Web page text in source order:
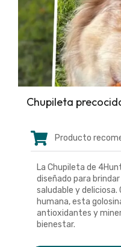
Chupileta
Producto
La Chupileta de
diseñado para
saludable y deliciosa.
humana, esta
antioxidantes y
bienestar.